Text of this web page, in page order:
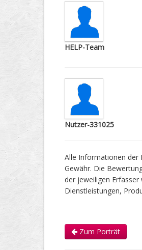
HELP-Team
Nutzer-331025
Alle Informationen der
Gewähr. Die
der jeweiligen
Dienstleistungen,
Zum Porträt